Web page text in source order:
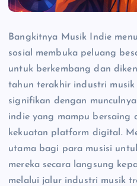
Bangkitnya Musik Indie
sosial membuka peluang
untuk berkembang dan
tahun terakhir industri
signifikan dengan
indie yang mampu bersaing
kekuatan platform digital.
utama bagi para musisi
mereka secara langsung
melalui jalur industri musik